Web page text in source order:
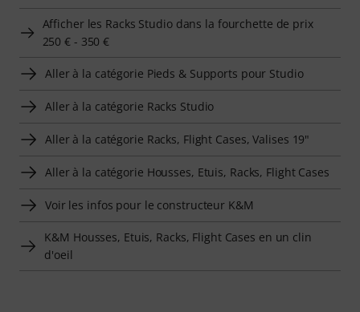
Afficher les Racks Studio dans la fourchette de prix
250 € - 350 €
Aller à la catégorie Pieds & Supports pour Studio
Aller à la catégorie Racks Studio
Aller à la catégorie Racks, Flight Cases, Valises 19"
Aller à la catégorie Housses, Etuis, Racks, Flight Cases
Voir les infos pour le constructeur K&M
K&M Housses, Etuis, Racks, Flight Cases en un clin
d'oeil